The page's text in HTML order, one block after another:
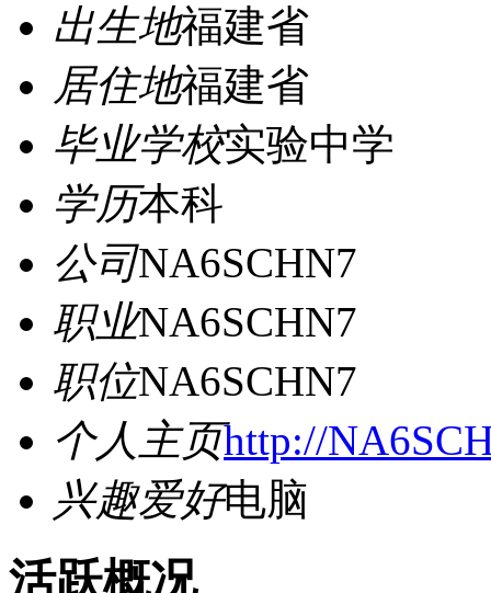
出生地福建省
居住地福建省
毕业学校实验中学
学历本科
公司NA6SCHN7
职业NA6SCHN7
职位NA6SCHN7
个人主页http://
兴趣爱好电脑
活跃概况